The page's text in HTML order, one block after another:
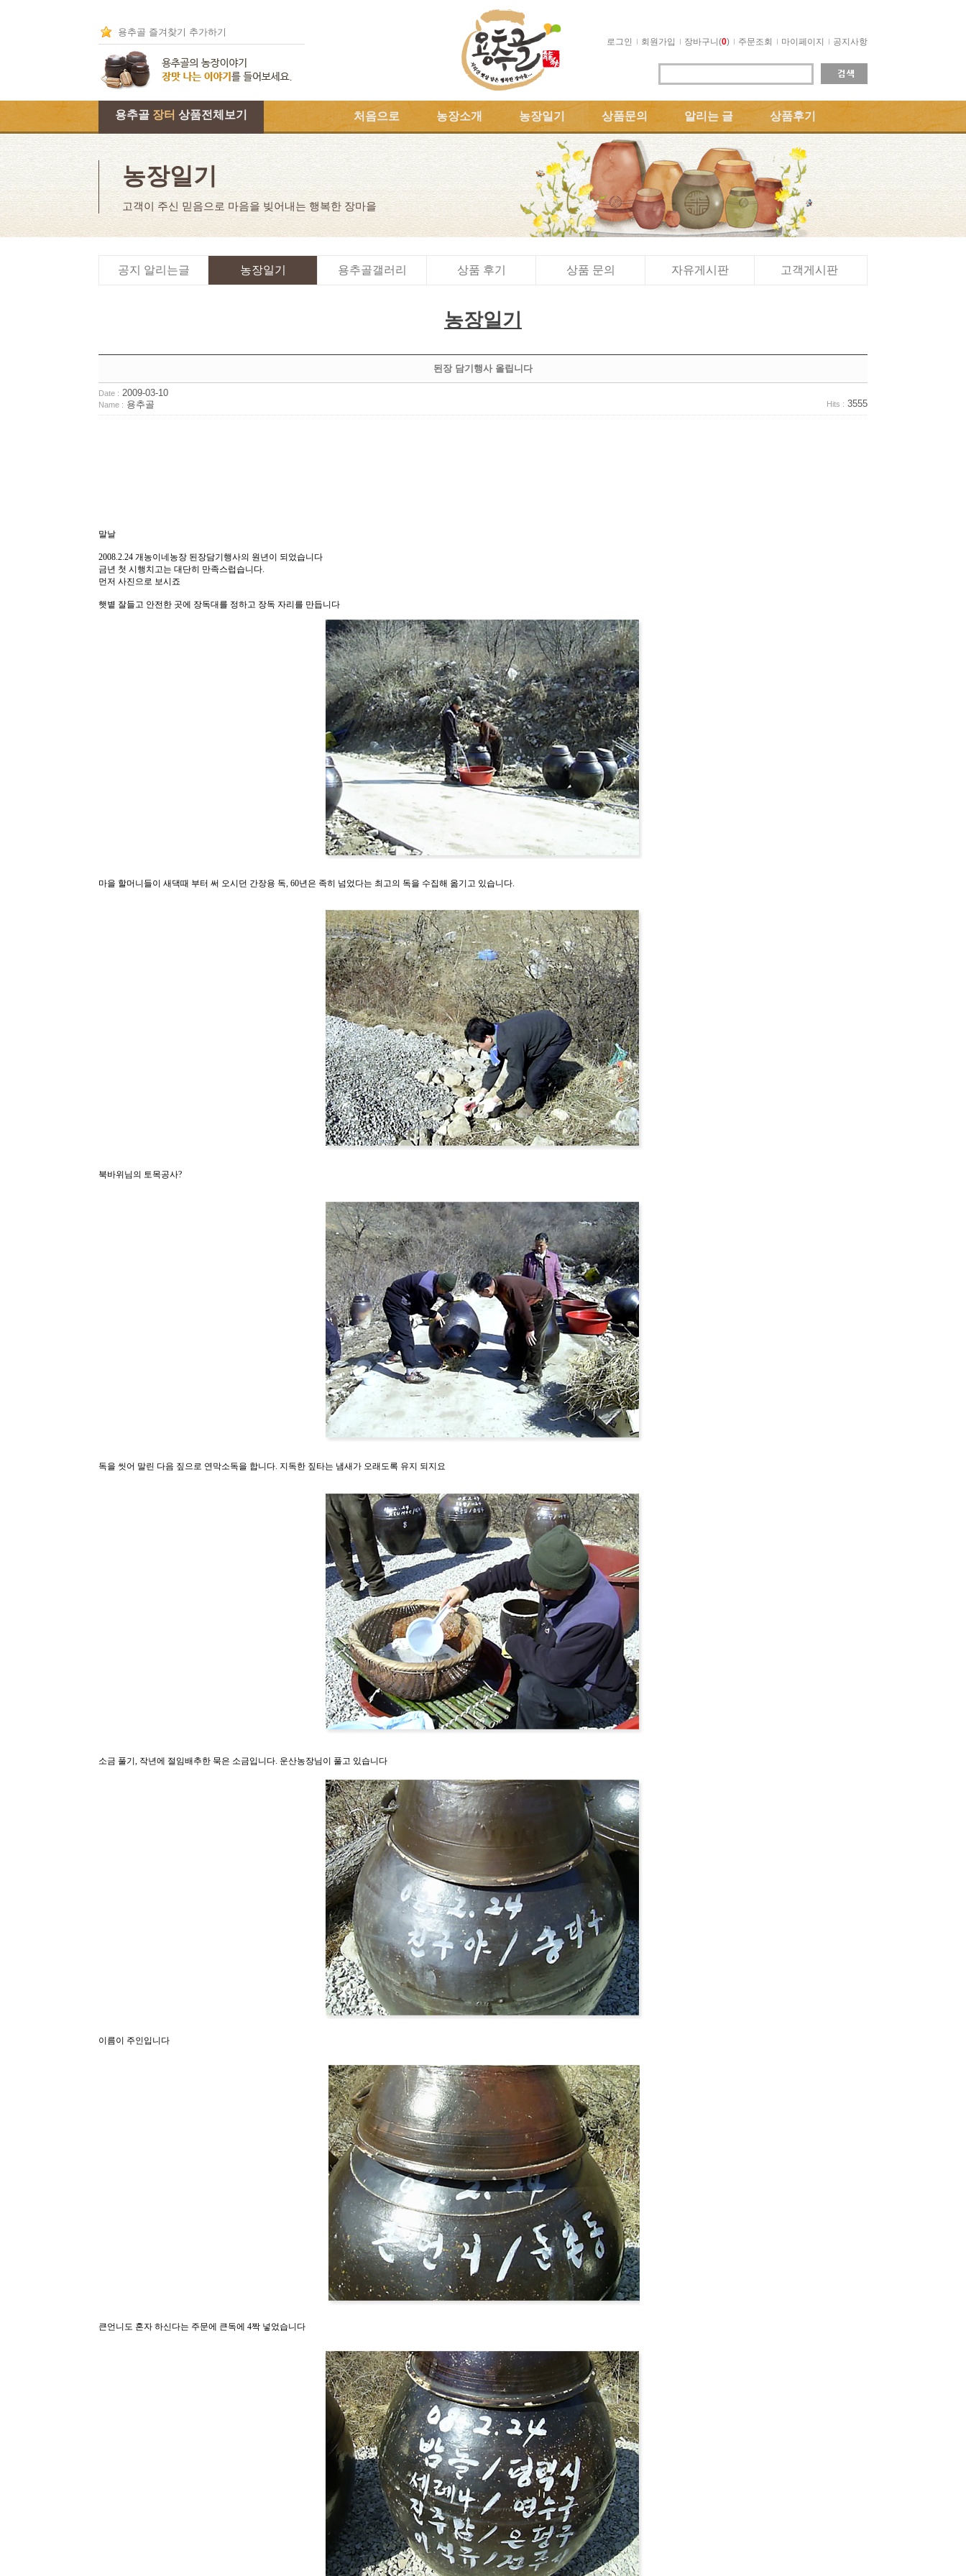
용추골 즐겨찾기 추가하기
로그인 회원가입 장바구니(0) 주문조회 마이페이지 공지사항
용추골 장터 상품전체보기 처음으로 농장소개 농장일기 상품문의 알리는 글 상품후기
농장일기
고객이 주신 믿음으로 마음을 빚어내는 행복한 장마을
공지 알리는글 농장일기 용추골갤러리 상품 후기 상품 문의 자유게시판 고객게시판
농장일기
된장 담기행사 올립니다
Date : 2009-03-10
Name : 용추골 Hits : 3555
말날
2008.2.24 개농이네농장 된장담기행사의 원년이 되었습니다
금년 첫 시행치고는 대단히 만족스럽습니다.
먼저 사진으로 보시죠
햇볕 잘들고 안전한 곳에 장독대를 정하고 장독 자리를 만듭니다
마을 할머니들이 새댁때 부터 써 오시던 간장용 독, 60년은 족히 넘었다는 최고의 독을 수집해 옮기고 있습니다.
북바위님의 토목공사?
독을 씻어 말린 다음 짚으로 연막소독을 합니다. 지독한 짚타는 냄새가 오래도록 유지 되지요
소금 풀기, 작년에 절임배추한 묵은 소금입니다. 운산농장님이 풀고 있습니다
이름이 주인입니다
큰언니도 혼자 하신다는 주문에 큰독에 4짝 넣었습니다